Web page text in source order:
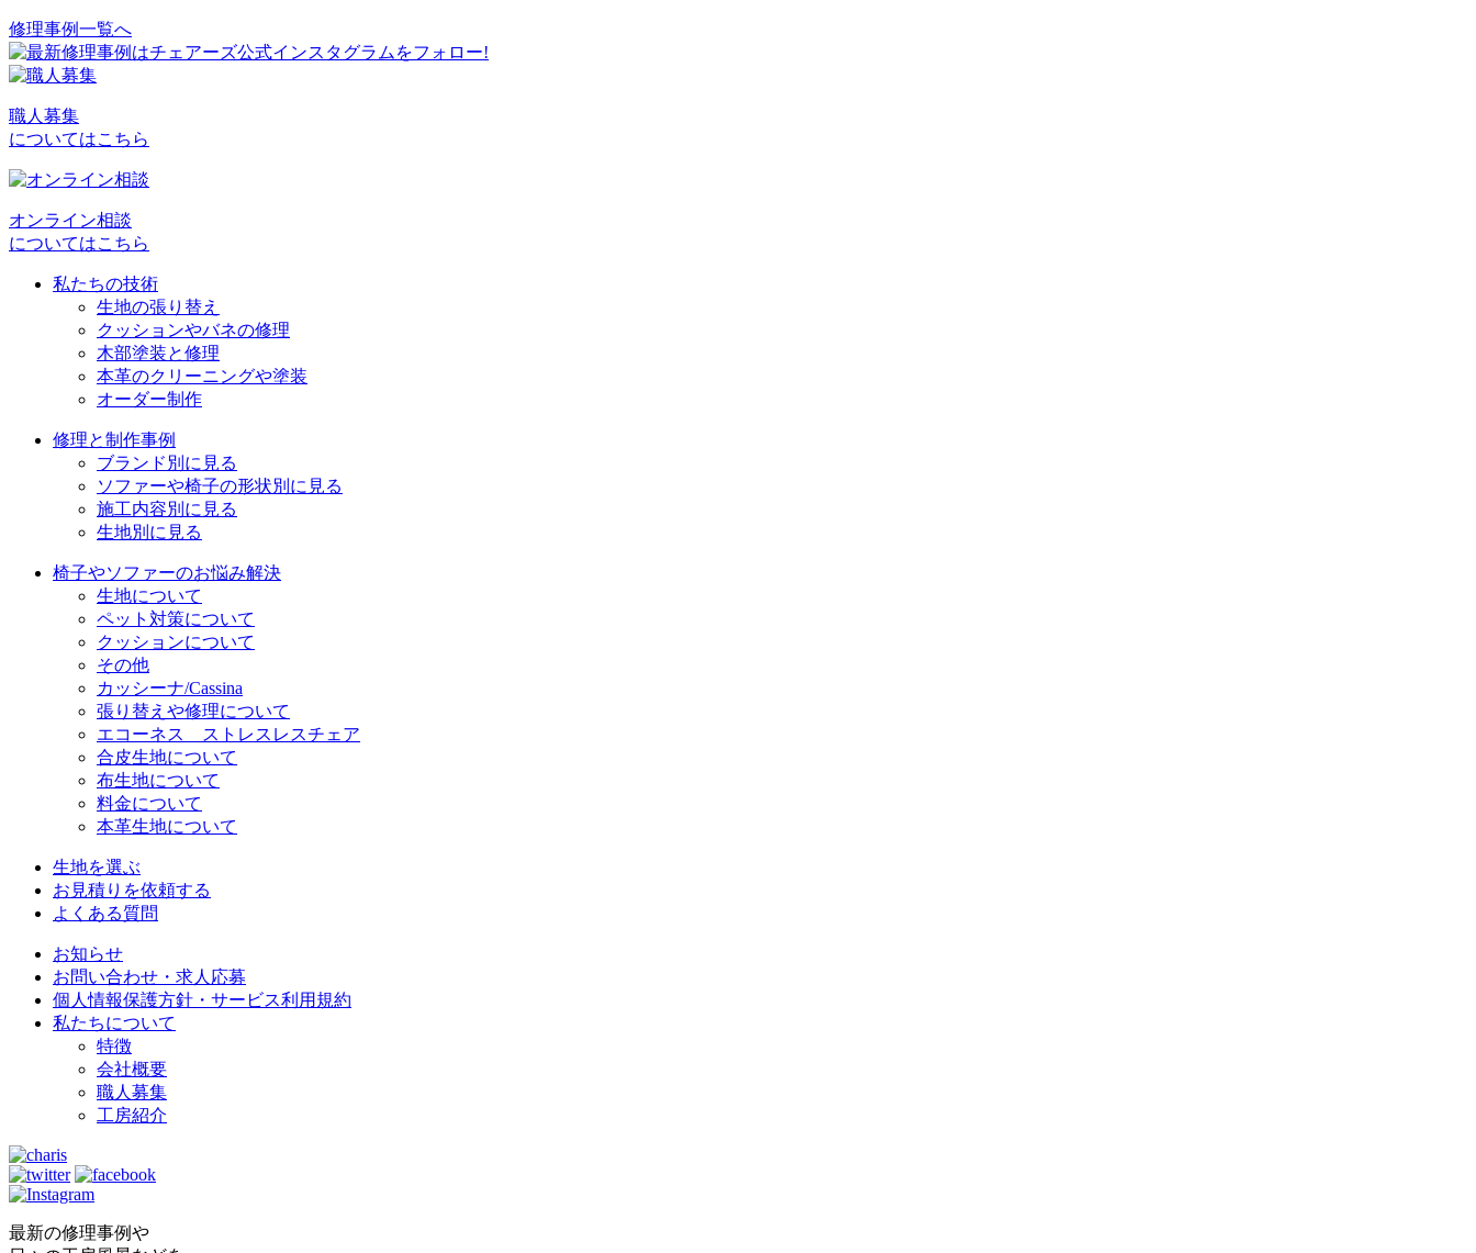
投
稿
ナ
ビ
ゲ
ー
シ
修理事例一覧へ
職人募集
についてはこちら
オンライン相談
についてはこちら
私たちの技術
生地の張り替え
クッションやバネの修理
木部塗装と修理
本革のクリーニングや塗装
オーダー制作
修理と制作事例
ブランド別に見る
ソファーや椅子の形状別に見る
施工内容別に見る
生地別に見る
椅子やソファーのお悩み解決
生地について
ペット対策について
クッションについて
その他
カッシーナ/Cassina
張り替えや修理について
エコーネス ストレスレスチェア
合皮生地について
布生地について
料金について
本革生地について
生地を選ぶ
お見積りを依頼する
よくある質問
お知らせ
お問い合わせ・求人応募
個人情報保護方針・サービス利用規約
私たちについて
特徴
会社概要
職人募集
工房紹介
最新の修理事例や